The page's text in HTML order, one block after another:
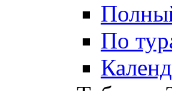
По